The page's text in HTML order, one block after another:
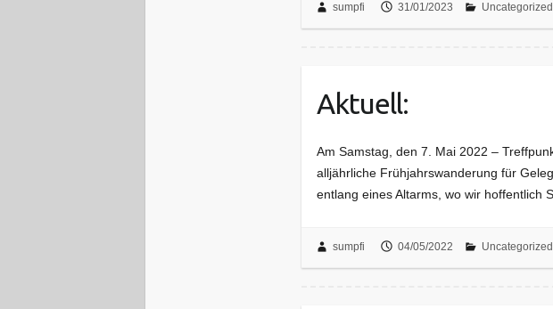
sumpfi 31/01/2023 Uncategorized
Aktuell:
Am Samstag, den 7. Mai 2022 –
alljährliche Frühjahrswanderung für
entlang eines Altarms, wo wir hoffentlich
sumpfi 04/05/2022 Uncategorized